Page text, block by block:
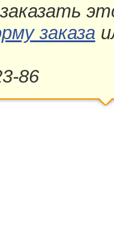
заказа
86